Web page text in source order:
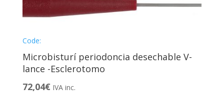
Code:
Microbisturí periodoncia desechable V-
lance -Esclerotomo
72,04€ IVA inc.